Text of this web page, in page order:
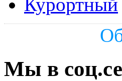
Мы в